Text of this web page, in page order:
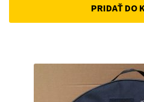
PRIDAŤ DO